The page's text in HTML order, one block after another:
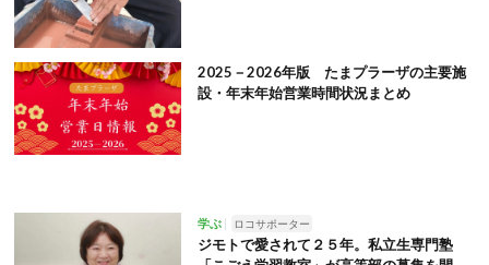
2025－2026年版 たまプラーザの主要施
設・年末年始営業時間状況まとめ
学ぶ ロコサポーター
ジモトで愛されて２５年。私立生専門塾